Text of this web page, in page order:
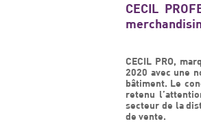
CECIL
CECIL PRO,
2020 avec une
bâtiment. Le
retenu
secteur de la
de vente.